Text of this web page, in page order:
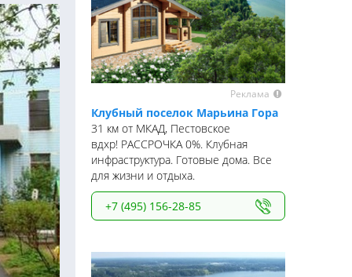
Реклама
Клубный поселок Марьина Гора
31 км от МКАД, Пестовское
вдхр! РАССРОЧКА 0%. Клубная
инфраструктура. Готовые дома. Все
для жизни и отдыха.
+7 (495) 156-28-85